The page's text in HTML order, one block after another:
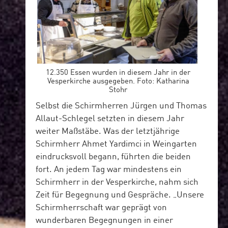
12.350 Essen wurden in diesem Jahr in der
Vesperkirche ausgegeben. Foto: Katharina
Stohr
Selbst die Schirmherren Jürgen und Thomas
Allaut-Schlegel setzten in diesem Jahr
weiter Maßstäbe. Was der letztjährige
Schirmherr Ahmet Yardimci in Weingarten
eindrucksvoll begann, führten die beiden
fort. An jedem Tag war mindestens ein
Schirmherr in der Vesperkirche, nahm sich
Zeit für Begegnung und Gespräche. „Unsere
Schirmherrschaft war geprägt von
wunderbaren Begegnungen in einer